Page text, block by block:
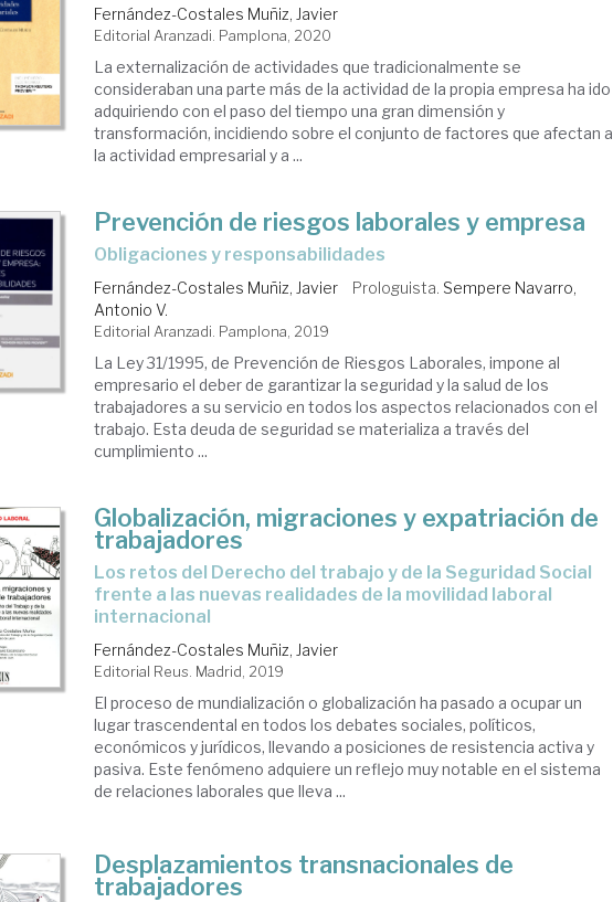
Fernández-Costales Muñiz, Javier
Editorial Aranzadi. Pamplona, 2020
La externalización de actividades que tradicionalmente se
consideraban una parte más de la actividad de la propia empresa ha ido
adquiriendo con el paso del tiempo una gran dimensión y
transformación, incidiendo sobre el conjunto de factores que afectan a
la actividad empresarial y a ...
Prevención de riesgos laborales y empresa
obligaciones y responsabilidades
Fernández-Costales Muñiz, Javier Prologuista. Sempere Navarro,
Antonio V.
Editorial Aranzadi. Pamplona, 2019
La Ley 31/1995, de Prevención de Riesgos Laborales, impone al
empresario el deber de garantizar la seguridad y la salud de los
trabajadores a su servicio en todos los aspectos relacionados con el
trabajo. Esta deuda de seguridad se materializa a través del
cumplimiento ...
Globalización, migraciones y expatriación de
trabajadores
los retos del Derecho del trabajo y de la Seguridad Social
frente a las nuevas realidades de la movilidad laboral
internacional
Fernández-Costales Muñiz, Javier
Editorial Reus. Madrid, 2019
El proceso de mundialización o globalización ha pasado a ocupar un
lugar trascendental en todos los debates sociales, políticos,
económicos y jurídicos, llevando a posiciones de resistencia activa y
pasiva. Este fenómeno adquiere un reflejo muy notable en el sistema
de relaciones laborales que lleva ...
Desplazamientos transnacionales de
trabajadores